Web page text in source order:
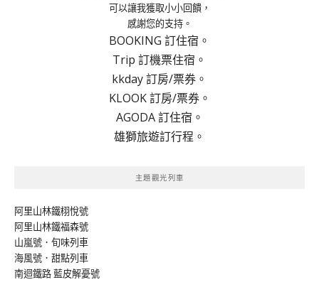
可以讓我獲取小小回饋，
感謝您的支持。
BOOKING 訂住宿。
Trip 訂機票住宿。
kkday 訂房/票券。
KLOOK 訂房/票券。
AGODA 訂住宿。
雄獅旅遊訂行程。
主題觀光列車
阿里山林鐵栩悅號
阿里山林鐵福森號
山嵐號．旬味列車
海風號．甜點列車
南迴鐵路 藍皮解憂號